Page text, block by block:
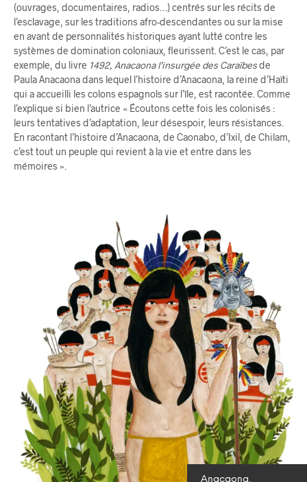
(ouvrages, documentaires, radios…) centrés sur les récits de
l’esclavage, sur les traditions afro-descendantes ou sur la mise
en avant de personnalités historiques ayant lutté contre les
systèmes de domination coloniaux, fleurissent. C’est le cas, par
exemple, du livre 1492, Anacaona l’insurgée des Caraïbesde
Paula Anacaona dans lequel l’histoire d’Anacaona, la reine d’Haïti
qui a accueilli les colons espagnols sur l’île, est racontée. Comme
l’explique si bien l’autrice « Écoutons cette fois les colonisés :
leurs tentatives d’adaptation, leur désespoir, leurs résistances.
En racontant l’histoire d’Anacaona, de Caonabo, d’Ixil, de Chilam,
c’est tout un peuple qui revient à la vie et entre dans les
mémoires ».
Anacaona,